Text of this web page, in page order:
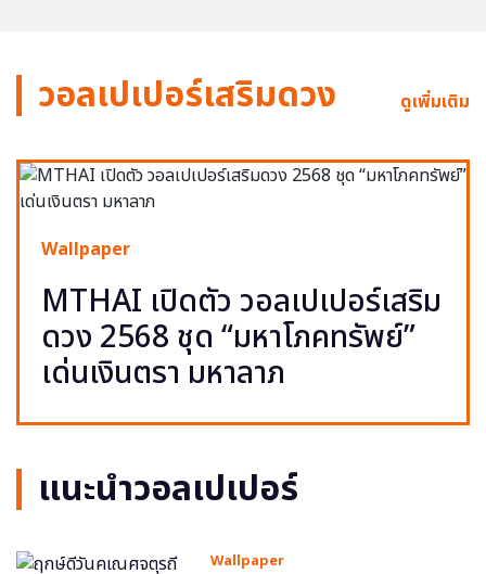
วอลเปเปอร์เสริมดวง ดูเพิ่มเติม
Wallpaper
MTHAI เปิดตัว วอลเปเปอร์เสริม
ดวง 2568 ชุด “มหาโภคทรัพย์”
เด่นเงินตรา มหาลาภ
แนะนำวอลเปเปอร์
Wallpaper